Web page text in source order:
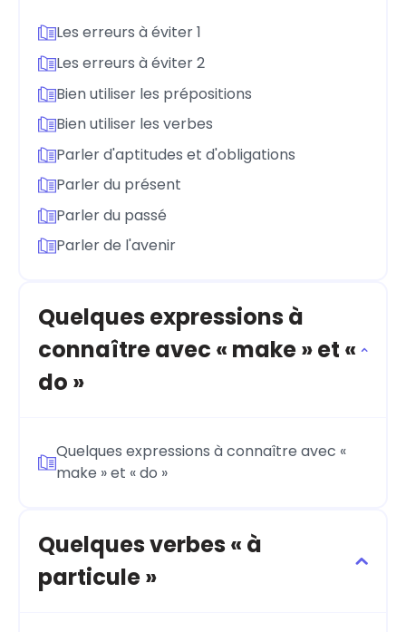
Les erreurs à éviter 1
Les erreurs à éviter 2
Bien utiliser les prépositions
Bien utiliser les verbes
Parler d'aptitudes et d'obligations
Parler du présent
Parler du passé
Parler de l'avenir
Quelques expressions à
connaître avec « make » et «
do »
Quelques expressions à connaître avec «
make » et « do »
Quelques verbes « à
particule »